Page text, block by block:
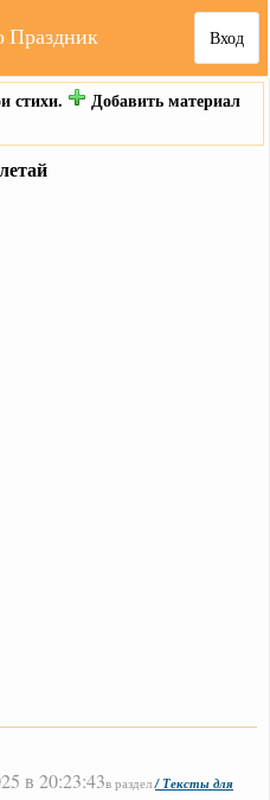
Вход
Праздник
стихи. Добавить материал
в 20:23:43в раздел / Тексты для